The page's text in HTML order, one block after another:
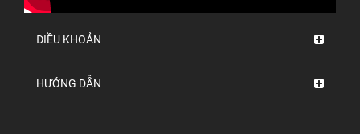
ĐIỀU KHOẢN
HƯỚNG DẪN